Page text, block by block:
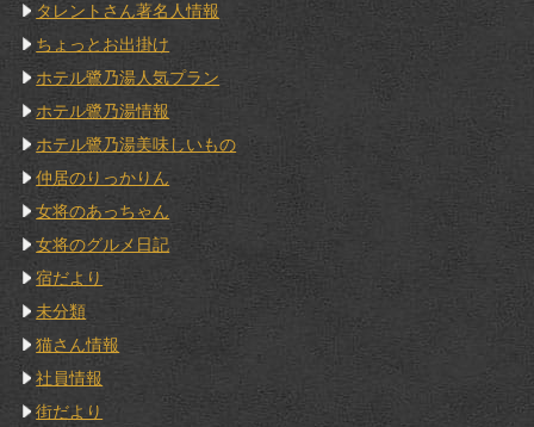
タレントさん著名人情報
ちょっとお出掛け
ホテル鷺乃湯人気プラン
ホテル鷺乃湯情報
ホテル鷺乃湯美味しいもの
仲居のりっかりん
女将のあっちゃん
女将のグルメ日記
宿だより
未分類
猫さん情報
社員情報
街だより